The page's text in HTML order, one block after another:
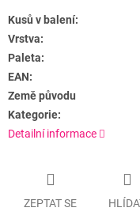
Kusů v balení:
Vrstva:
Paleta:
EAN:
Země původu
Kategorie:
Detailní informace
ZEPTAT SE